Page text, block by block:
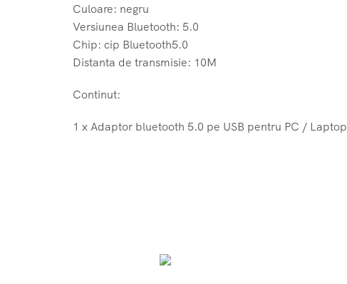
Culoare: negru
Versiunea Bluetooth: 5.0
Chip: cip Bluetooth5.0
Distanta de transmisie: 10M
Continut:
1 x Adaptor bluetooth 5.0 pe USB pentru PC / Laptop